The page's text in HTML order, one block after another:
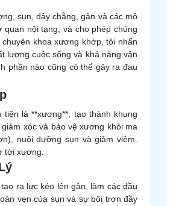
sụn, dây chằng, gân và các mô
nội tạng, và cho phép chúng
khoa xương khớp, tôi nhấn
lượng cuộc sống và khả năng vận
phần nào cũng có thể gây ra đau
là **xương**, tạo thành khung
xóc và bảo vệ xương khỏi ma
nuôi dưỡng sụn và giảm viêm.
tới xương.
ra lực kéo lên gân, làm các đầu
vẹn của sụn và sự bôi trơn đầy